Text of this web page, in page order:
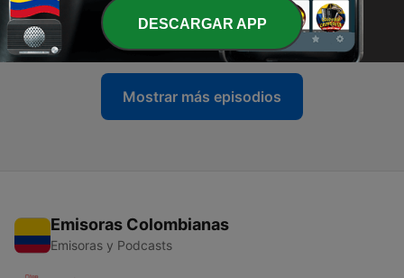
325 - Dios NO PIDE una fe ciega
09 jul. 2026
Mostrar más episodios
Emisoras Colombianas
Emisoras y Podcasts
DESCARGAR APP